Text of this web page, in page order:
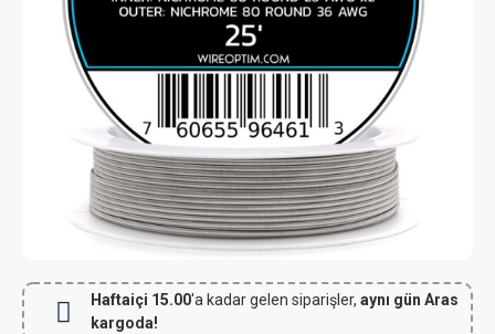
Haftaiçi 15.00'a kadar gelen siparişler, aynı gün Aras
kargoda!